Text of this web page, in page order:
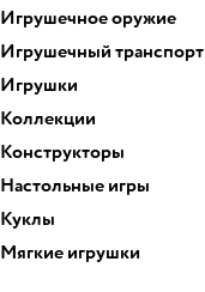
Игрушечное оружие
Игрушечный транспорт
Игрушки
Коллекции
Конструкторы
Настольные игры
Куклы
Мягкие игрушки